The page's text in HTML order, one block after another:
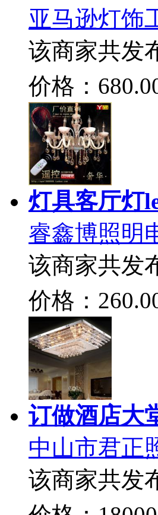
亚马逊灯饰
该商家共发
价格：
灯具客厅灯
睿鑫博照明
该商家共发
价格：
订做酒店大
中山市君正
该商家共发